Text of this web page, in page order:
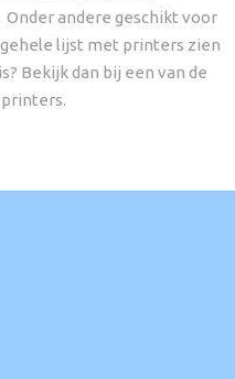
Onder andere geschikt voor
gehele lijst met printers zien
Bekijk dan bij een van de